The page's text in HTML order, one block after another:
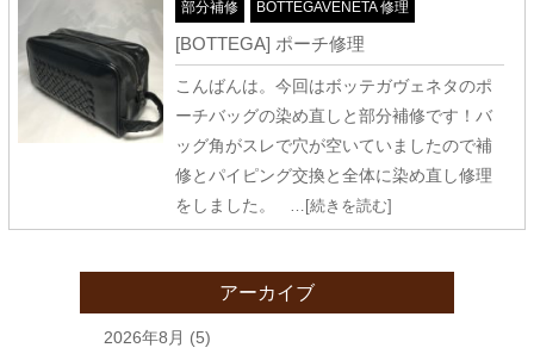
部分補修 BOTTEGAVENETA 修理
[BOTTEGA] ポーチ修理
こんばんは。今回はボッテガヴェネタのポ
ーチバッグの染め直しと部分補修です！バ
ッグ角がスレで穴が空いていましたので補
修とパイピング交換と全体に染め直し修理
をしました。 …[続きを読む]
アーカイブ
2026年8月 (5)